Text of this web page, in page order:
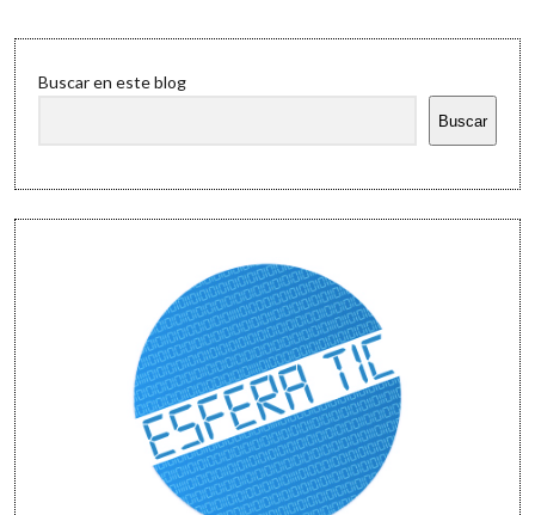
Sidebar
Buscar en este blog
Buscar